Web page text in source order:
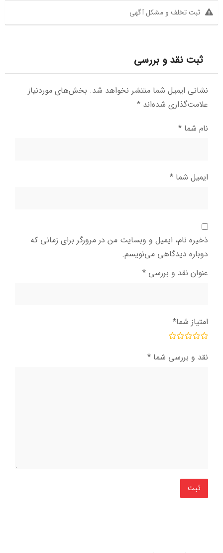
ثبت تخلف و مشکل آگهی
ثبت نقد و بررسی
نشانی ایمیل شما منتشر نخواهد شد. بخش‌های موردنیاز
علامت‌گذاری شده‌اند *
نام شما *
ایمیل شما *
ذخیره نام، ایمیل و وبسایت من در مرورگر برای زمانی که
دوباره دیدگاهی می‌نویسم.
عنوان نقد و بررسی *
امتیاز شما*
نقد و بررسی شما *